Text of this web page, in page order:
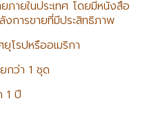
ายในประเทศ โดยมีหนังสือ
งการขายที่มีประสิทธิภาพ
โรปหรืออเมริกา
กว่า 1 ชุด
1 ปี